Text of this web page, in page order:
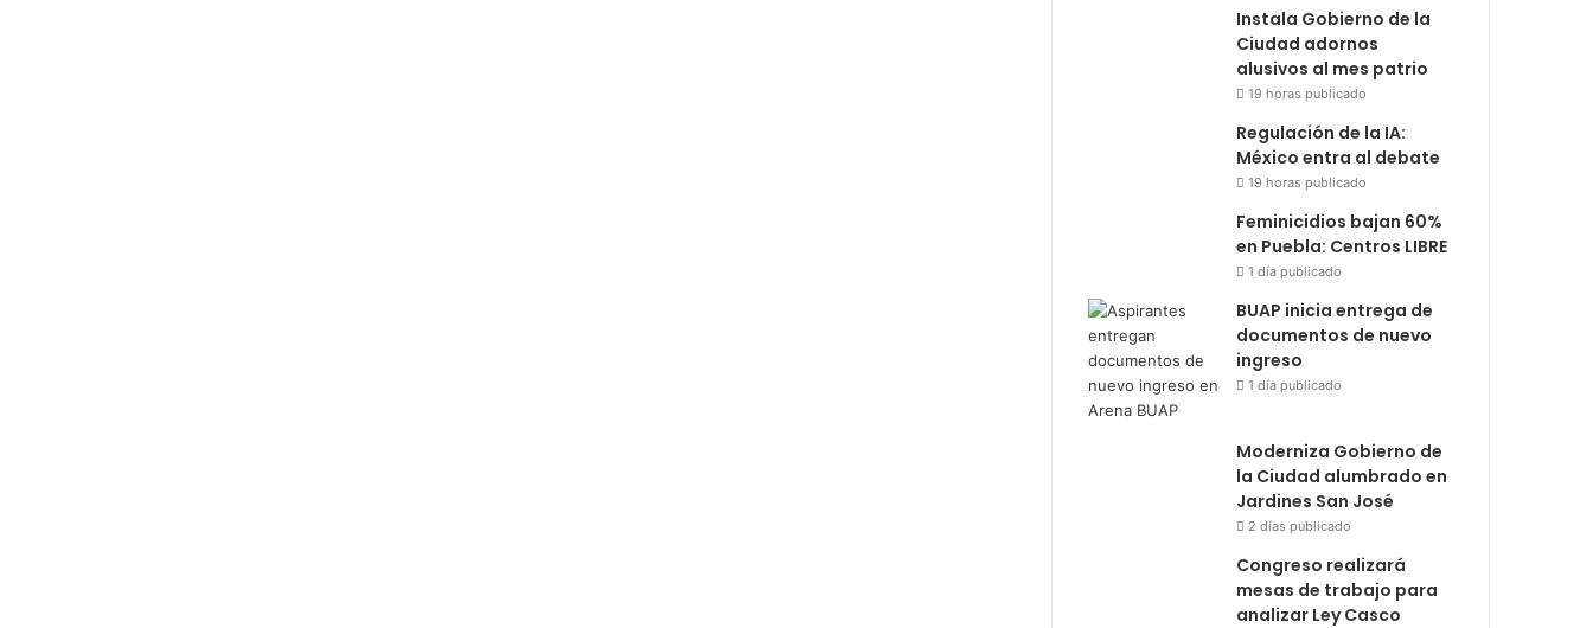
Instala Gobierno de la
Ciudad adornos
alusivos al mes patrio
19 horas publicado
Regulación de la IA:
México entra al debate
19 horas publicado
Feminicidios bajan 60%
en Puebla: Centros LIBRE
1 día publicado
BUAP inicia entrega de
documentos de nuevo
ingreso
1 día publicado
Moderniza Gobierno de
la Ciudad alumbrado en
Jardines San José
2 días publicado
Congreso realizará
mesas de trabajo para
analizar Ley Casco